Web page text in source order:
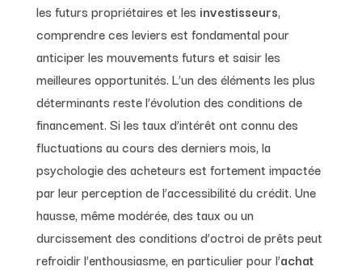
les futurs propriétaires et les investisseurs,
comprendre ces leviers est fondamental pour
anticiper les mouvements futurs et saisir les
meilleures opportunités. L’un des éléments les plus
déterminants reste l’évolution des conditions de
financement. Si les taux d’intérêt ont connu des
fluctuations au cours des derniers mois, la
psychologie des acheteurs est fortement impactée
par leur perception de l’accessibilité du crédit. Une
hausse, même modérée, des taux ou un
durcissement des conditions d’octroi de prêts peut
refroidir l’enthousiasme, en particulier pour l’achat